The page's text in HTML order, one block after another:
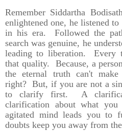
Remember Siddartha
enlightened one, he listened
in his era. Followed the
search was genuine, he
leading to liberation. Every
that quality. Because, a
the eternal truth can't
right? But, if you are not a
to clarify first. A
clarification about what
agitated mind leads you to
doubts keep you away from